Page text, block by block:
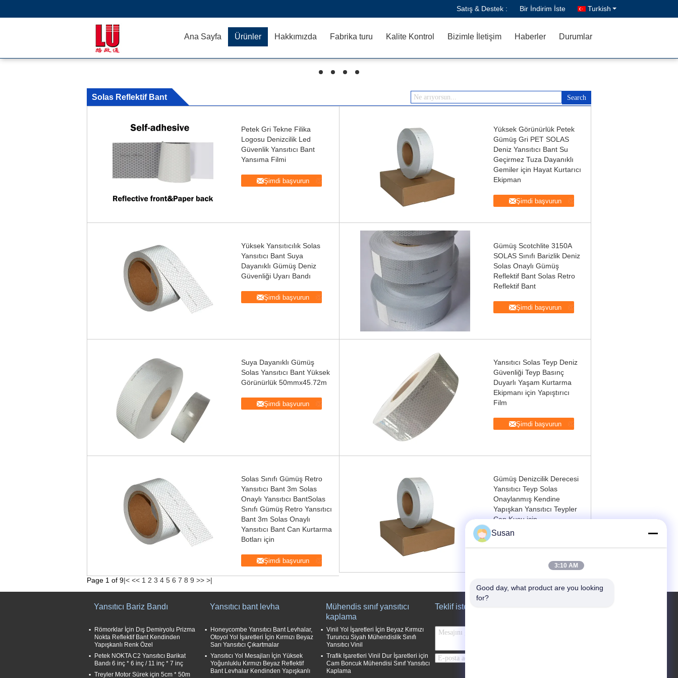
Satış & Destek : Bir İndirim İste Turkish
Ana Sayfa Ürünler Hakkımızda Fabrika turu Kalite Kontrol Bizimle İletişim Haberler Durumlar
hd hd hd hd
Solas Reflektif Bant
Petek Gri Tekne Filika
Logosu Denizcilik Led
Güvenlik Yansıtıcı Bant
Yansıma Filmi
Şimdi başvurun
Yüksek Görünürlük Petek
Gümüş Gri PET SOLAS
Deniz Yansıtıcı Bant Su
Geçirmez Tuza Dayanıklı
Gemiler için Hayat Kurtarıcı
Ekipman
Şimdi başvurun
Yüksek Yansıtıcılık Solas
Yansıtıcı Bant Suya
Dayanıklı Gümüş Deniz
Güvenliği Uyarı Bandı
Şimdi başvurun
Gümüş Scotchlite 3150A
SOLAS Sınıfı Barizlik Deniz
Solas Onaylı Gümüş
Reflektif Bant Solas Retro
Reflektif Bant
Şimdi başvurun
Suya Dayanıklı Gümüş
Solas Yansıtıcı Bant Yüksek
Görünürlük 50mmx45.72m
Şimdi başvurun
Yansıtıcı Solas Teyp Deniz
Güvenliği Teyp Basınç
Duyarlı Yaşam Kurtarma
Ekipmanı için Yapıştırıcı
Film
Şimdi başvurun
Solas Sınıfı Gümüş Retro
Yansıtıcı Bant 3m Solas
Onaylı Yansıtıcı BantSolas
Sınıfı Gümüş Retro Yansıtıcı
Bant 3m Solas Onaylı
Yansıtıcı Bant Can Kurtarma
Botları için
Şimdi başvurun
Gümüş Denizcilik Derecesi
Yansıtıcı Teyp Solas
Onaylanmış Kendine
Yapışkan Yansıtıcı Teypler
Can Kuşu için
Page 1 of 9|< << 1 2 3 4 5 6 7 8 9 >> >|
Yansıtıcı Bariz Bandı
Römorklar İçin Dış Demiryolu Prizma
Nokta Reflektif Bant Kendinden
Yapışkanlı Renk Özel
Petek NOKTA C2 Yansıtıcı Barikat
Bandı 6 inç * 6 inç / 11 inç * 7 inç
Treyler Motor Sürek için 5cm * 50m
Yansıtıcı bant levha
Honeycombe Yansıtıcı Bant Levhalar,
Otoyol Yol İşaretleri İçin Kırmızı Beyaz
Sarı Yansıtıcı Çıkartmalar
Yansıtıcı Yol Mesajları İçin Yüksek
Yoğunluklu Kırmızı Beyaz Reflektif
Bant Levhalar Kendinden Yapışkanlı
Mühendis sınıf yansıtıcı
kaplama
Vinil Yol İşaretleri İçin Beyaz Kırmızı
Turuncu Siyah Mühendislik Sınıfı
Yansıtıcı Vinil
Trafik Işaretleri Vinil Dur İşaretleri için
Cam Boncuk Mühendisi Sınıf Yansıtıcı
Kaplama
Teklif isteği
Susan
3:10 AM
Good day, what product are you looking
for?